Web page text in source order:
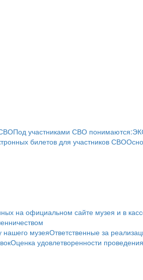
Под участниками СВО понимаются:
билетов для участников СВО
на официальном сайте музея и в
нашего музеяОтветственные за
Оценка удовлетворенности